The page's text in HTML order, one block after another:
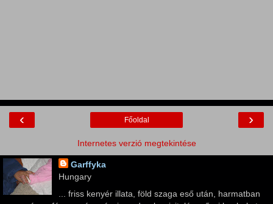
‹ ›
Főoldal
Internetes verzió megtekintése
Garffyka
Hungary
... friss kenyér illata, föld szaga eső után, harmatban